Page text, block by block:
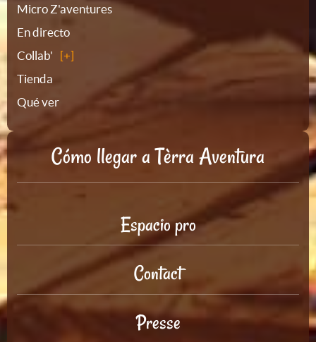
sitio
Micro Z'aventures
En directo
Collab'
Tienda
Qué ver
Cómo llegar a Tèrra Aventura
Espacio pro
Contact
Presse